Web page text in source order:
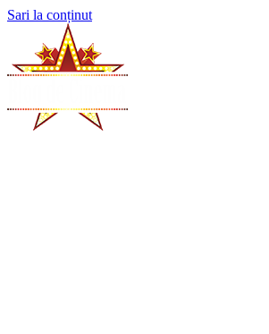
Sari la conținut